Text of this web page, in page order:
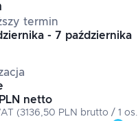
termin
- 7 października
netto
(3136,50 PLN brutto / 1 os.